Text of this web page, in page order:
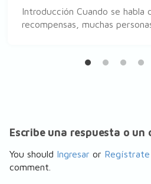
Introducción Cuando se
recompensas, muchas personas
Escribe una respuesta o un
You should Ingresar or Regístrate
comment.